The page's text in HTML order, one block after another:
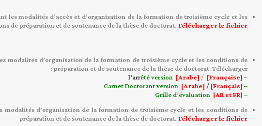
les modalités d’accès et d’organisation de la formation de troisième cycle et les
depréparation et de soutenance de la thèse de doctorat.Télécharger le fichier
modalités d’organisation de la formation de troisième cycle et les conditions de
préparation et desoutenance de la thèse de doctorat.Télécharger :
– l’arr
êtéversion [Arabe]/ [Française]
– Carnet Doctorant version
[Arabe]/[Français]
– Grille d’évaluation
[AR et FR]
modalités d’organisation de la formation de troisième cycle et les conditions de
préparation et de soutenance de la thèse de doctorat.Télécharger le fichier